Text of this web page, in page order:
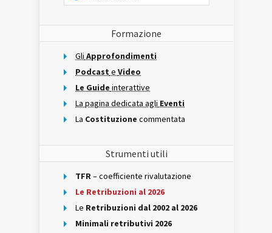
Formazione
Gli Approfondimenti
Podcast e Video
Le Guide interattive
La pagina dedicata agli Eventi
La Costituzione commentata
Strumenti utili
TFR– coefficiente rivalutazione
Le Retribuzioni al 2026
Le Retribuzioni dal 2002 al 2026
Minimali retributivi 2026